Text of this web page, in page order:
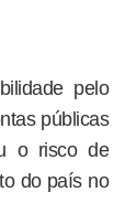
pelo
públicas
o risco de
do país no